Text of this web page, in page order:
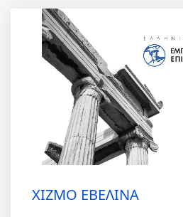
ΧΙΖΜΟ ΕΒΕΛΙΝΑ